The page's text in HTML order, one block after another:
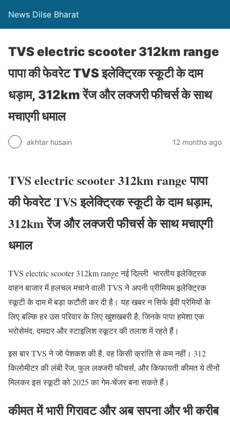
News Dilse Bharat
TVS electric scooter 312km range
पापा की फेवरेट TVS इलेक्ट्रिक स्कूटी के दाम
धड़ाम, 312km रेंज और लक्जरी फीचर्स के साथ
मचाएगी धमाल
akhtar husain 12 months ago
TVS electric scooter 312km range पापा
की फेवरेट TVS इलेक्ट्रिक स्कूटी के दाम धड़ाम,
312km रेंज और लक्जरी फीचर्स के साथ मचाएगी
धमाल
TVS electric scooter 312km range नई दिल्ली भारतीय इलेक्ट्रिक
वाहन बाजार में हलचल मचाने वाली TVS ने अपनी प्रीमियम इलेक्ट्रिक
स्कूटी के दाम में बड़ा कटौती कर दी है। यह खबर न सिर्फ ईवी प्रेमियों के
लिए बल्कि हर उस परिवार के लिए खुशखबरी है, जिनके पापा हमेशा एक
भरोसेमंद, दमदार और स्टाइलिश स्कूटर की तलाश में रहते हैं।
इस बार TVS ने जो पेशकश की है, वह किसी क्रांति से कम नहीं। 312
किलोमीटर की लंबी रेंज, फुल लक्जरी फीचर्स, और किफायती कीमत ये तीनों
मिलकर इस स्कूटी को 2025 का गेम-चेंजर बना सकते हैं।
कीमत में भारी गिरावट और अब सपना और भी करीब